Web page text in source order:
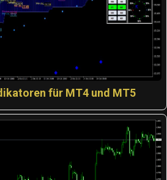
für MT4 und MT5